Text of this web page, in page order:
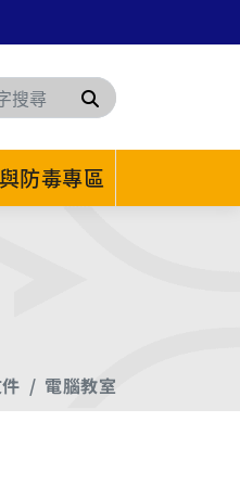
搜尋
防毒專區
電腦教室